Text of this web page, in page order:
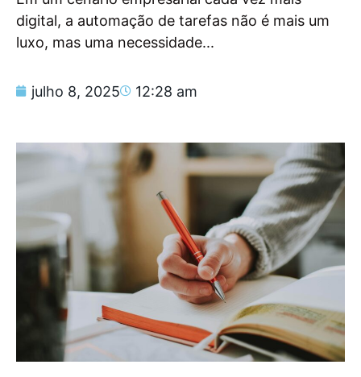
digital, a automação de tarefas não é mais um
luxo, mas uma necessidade...
julho 8, 2025 12:28 am